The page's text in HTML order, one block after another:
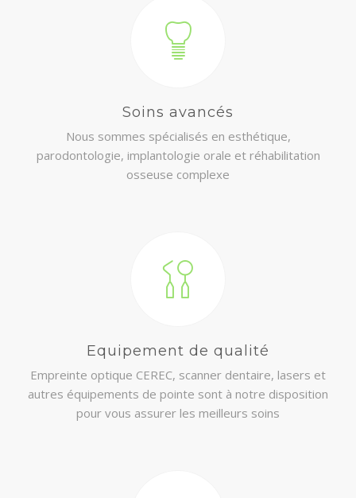
Soins avancés
Nous sommes spécialisés en esthétique,
parodontologie, implantologie orale et réhabilitation
osseuse complexe
Equipement de qualité
Empreinte optique CEREC, scanner dentaire, lasers et
autres équipements de pointe sont à notre disposition
pour vous assurer les meilleurs soins